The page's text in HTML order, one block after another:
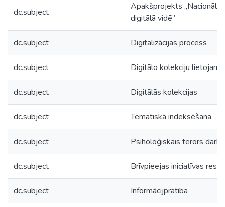
dc.subject
Apakšprojekts „Nacionālā
digitālā vidē”
dc.subject Digitalizācijas process
dc.subject Digitālo kolekciju
dc.subject Digitālās kolekcijas
dc.subject Tematiskā indeksēšana
dc.subject Psiholoģiskais terors
dc.subject Brīvpieejas iniciatīvas
dc.subject Informācijpratība